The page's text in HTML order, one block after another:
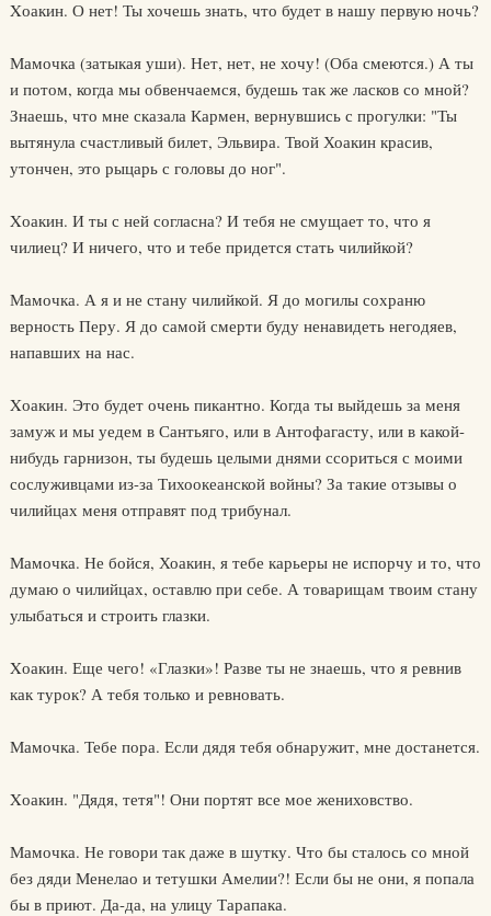
Xоакин. О нет! Ты хочешь знать, что будет в нашу первую ночь?
Мамочка (затыкая уши). Нет, нет, не хочу! (Оба смеются.) А ты
и потом, когда мы обвенчаемся, будешь так же ласков со мной?
Знаешь, что мне сказала Кармен, вернувшись с прогулки: "Ты
вытянула счастливый билет, Эльвира. Твой Хоакин красив,
утончен, это рыцарь с головы до ног".
Xоакин. И ты с ней согласна? И тебя не смущает то, что я
чилиец? И ничего, что и тебе придется стать чилийкой?
Мамочка. А я и не стану чилийкой. Я до могилы сохраню
верность Перу. Я до самой смерти буду ненавидеть негодяев,
напавших на нас.
Xоакин. Это будет очень пикантно. Когда ты выйдешь за меня
замуж и мы уедем в Сантьяго, или в Антофагасту, или в какой-
нибудь гарнизон, ты будешь целыми днями ссориться с моими
сослуживцами из-за Тихоокеанской войны? За такие отзывы о
чилийцах меня отправят под трибунал.
Мамочка. Не бойся, Хоакин, я тебе карьеры не испорчу и то, что
думаю о чилийцах, оставлю при себе. А товарищам твоим стану
улыбаться и строить глазки.
Xоакин. Еще чего! «Глазки»! Разве ты не знаешь, что я ревнив
как турок? А тебя только и ревновать.
Мамочка. Тебе пора. Если дядя тебя обнаружит, мне достанется.
Xоакин. "Дядя, тетя"! Они портят все мое жениховство.
Мамочка. Не говори так даже в шутку. Что бы сталось со мной
без дяди Менелао и тетушки Амелии?! Если бы не они, я попала
бы в приют. Да-да, на улицу Тарапака.